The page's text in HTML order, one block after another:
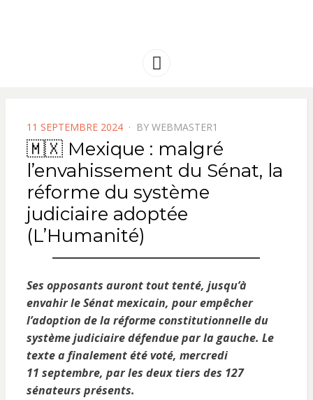
AMERIQUE
Menu
POSTED
ON
11 SEPTEMBRE 2024 BY WEBMASTER1
🇲🇽 Mexique : malgré
l’envahissement du Sénat, la
réforme du système
judiciaire adoptée
(L’Humanité)
Ses opposants auront tout tenté, jusqu’à
envahir le Sénat mexicain, pour empêcher
l’adoption de la réforme constitutionnelle du
système judiciaire défendue par la gauche. Le
texte a finalement été voté, mercredi
11 septembre, par les deux tiers des 127
sénateurs présents.